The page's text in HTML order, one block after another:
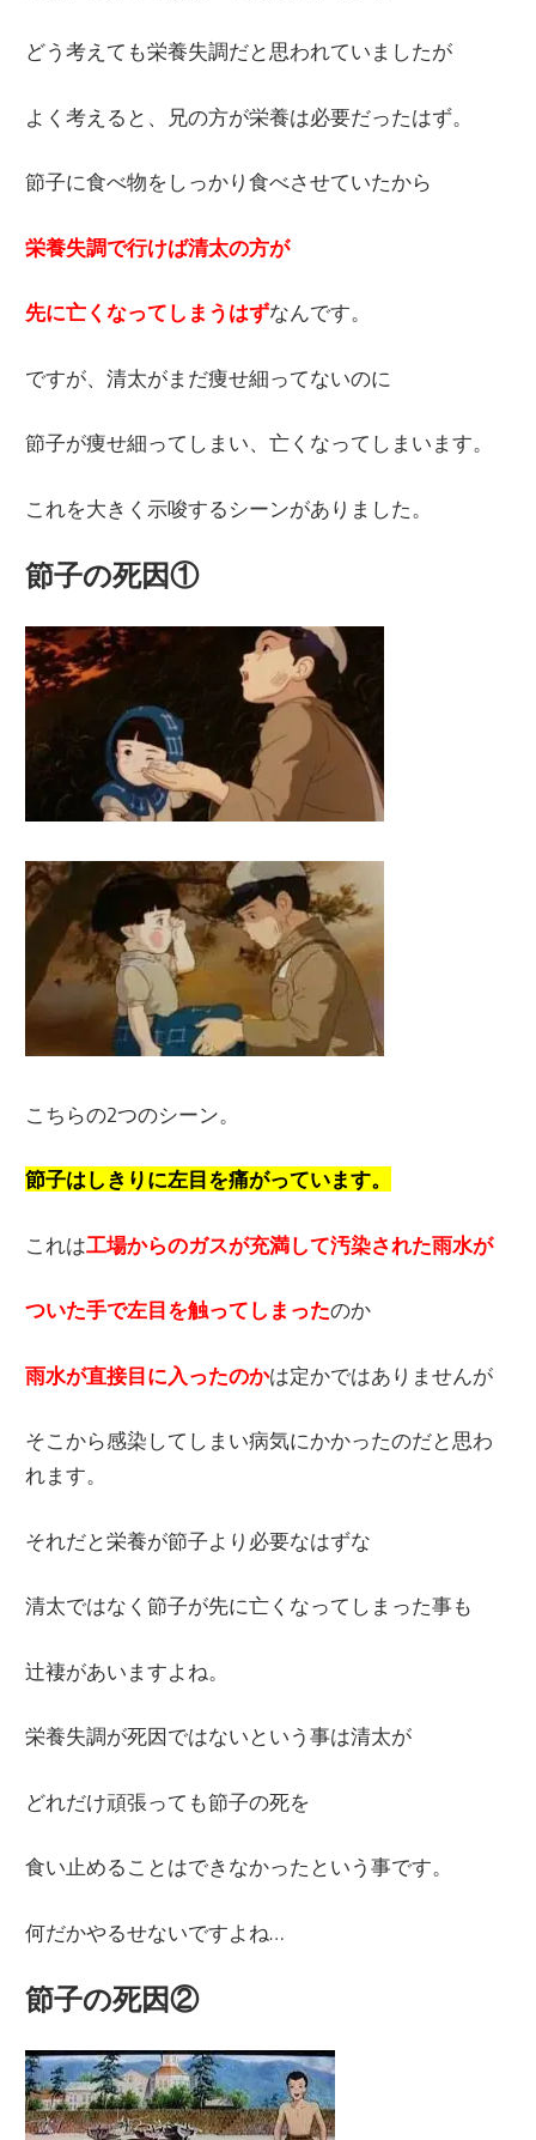
どう考えても栄養失調だと思われていましたが
よく考えると、兄の方が栄養は必要だったはず。
節子に食べ物をしっかり食べさせていたから
栄養失調で行けば清太の方が
先に亡くなってしまうはずなんです。
ですが、清太がまだ痩せ細ってないのに
節子が痩せ細ってしまい、亡くなってしまいます。
これを大きく示唆するシーンがありました。
節子の死因①
こちらの2つのシーン。
節子はしきりに左目を痛がっています。
これは工場からのガスが充満して汚染された雨水が
ついた手で左目を触ってしまったのか
雨水が直接目に入ったのかは定かではありませんが
そこから感染してしまい病気にかかったのだと思わ
れます。
それだと栄養が節子より必要なはずな
清太ではなく節子が先に亡くなってしまった事も
辻褄があいますよね。
栄養失調が死因ではないという事は清太が
どれだけ頑張っても節子の死を
食い止めることはできなかったという事です。
何だかやるせないですよね…
節子の死因②